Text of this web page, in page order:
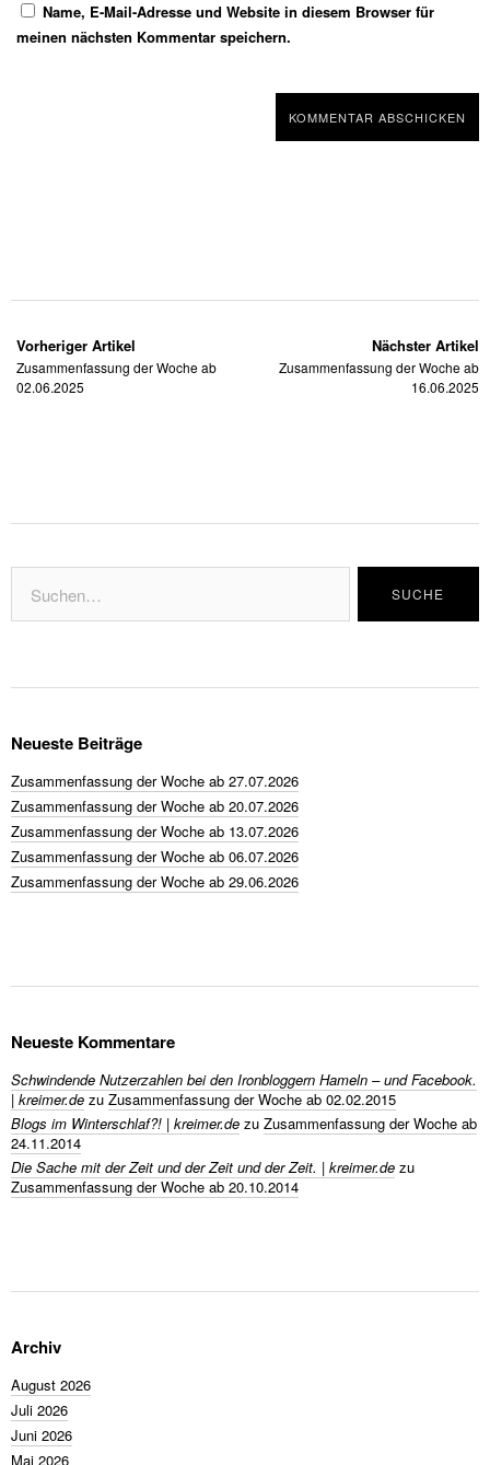
Name, E-Mail-Adresse und Website in diesem Browser für
meinen nächsten Kommentar speichern.
Vorheriger Artikel
Zusammenfassung der Woche ab
02.06.2025
Nächster Artikel
Zusammenfassung der Woche ab
16.06.2025
Neueste Beiträge
Zusammenfassung der Woche ab 27.07.2026
Zusammenfassung der Woche ab 20.07.2026
Zusammenfassung der Woche ab 13.07.2026
Zusammenfassung der Woche ab 06.07.2026
Zusammenfassung der Woche ab 29.06.2026
Neueste Kommentare
Schwindende Nutzerzahlen bei den Ironbloggern Hameln – und Facebook.
| kreimer.de zu Zusammenfassung der Woche ab 02.02.2015
Blogs im Winterschlaf?! | kreimer.de zu Zusammenfassung der Woche ab
24.11.2014
Die Sache mit der Zeit und der Zeit und der Zeit. | kreimer.de zu
Zusammenfassung der Woche ab 20.10.2014
Archiv
August 2026
Juli 2026
Juni 2026
Mai 2026